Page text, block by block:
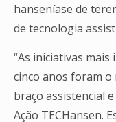
hanseníase de
de tecnologia
“As iniciativas
cinco anos foram o
braço assistencial
Ação TECHansen.